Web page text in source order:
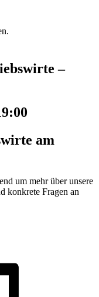
–
am
um mehr über unsere
konkrete Fragen an